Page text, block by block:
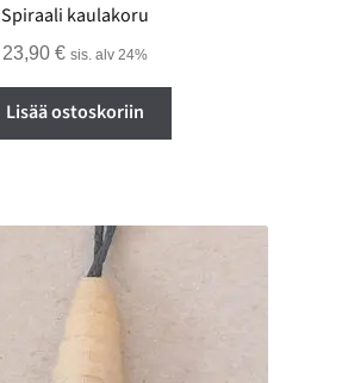
Spiraali kaulakoru
23,90 € sis. alv 24%
Lisää ostoskoriin